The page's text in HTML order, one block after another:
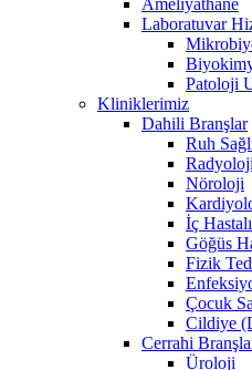
Laboratuvar
Patoloji
Kliniklerimiz
Dahili Branşlar
Ruh
Radyoloji
Nöroloji
İç
Göğüs
Fizik
Çocuk
Cildiye
Cerrahi
Üroloji